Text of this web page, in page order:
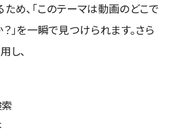
め、「このテーマは動画のどこで
」を一瞬で見つけられます。さら
し、